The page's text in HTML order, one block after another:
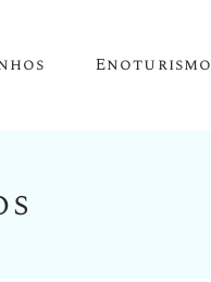
Do Douro
Enoturismo